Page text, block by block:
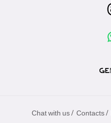
Chat with us / Contacts /